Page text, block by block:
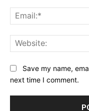
Save my name,
next time I comment.